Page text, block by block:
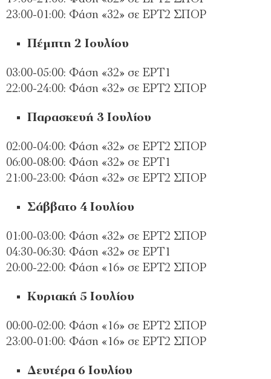
23:00-01:00: Φάση «32» σε ΕΡΤ2 ΣΠΟΡ
Πέμπτη 2 Ιουλίου
03:00-05:00: Φάση «32» σε ΕΡΤ1
22:00-24:00: Φάση «32» σε ΕΡΤ2 ΣΠΟΡ
Παρασκευή 3 Ιουλίου
02:00-04:00: Φάση «32» σε ΕΡΤ2 ΣΠΟΡ
06:00-08:00: Φάση «32» σε ΕΡΤ1
21:00-23:00: Φάση «32» σε ΕΡΤ2 ΣΠΟΡ
Σάββατο 4 Ιουλίου
01:00-03:00: Φάση «32» σε ΕΡΤ2 ΣΠΟΡ
04:30-06:30: Φάση «32» σε ΕΡΤ1
20:00-22:00: Φάση «16» σε ΕΡΤ2 ΣΠΟΡ
Κυριακή 5 Ιουλίου
00:00-02:00: Φάση «16» σε ΕΡΤ2 ΣΠΟΡ
23:00-01:00: Φάση «16» σε ΕΡΤ2 ΣΠΟΡ
Δευτέρα 6 Ιουλίου